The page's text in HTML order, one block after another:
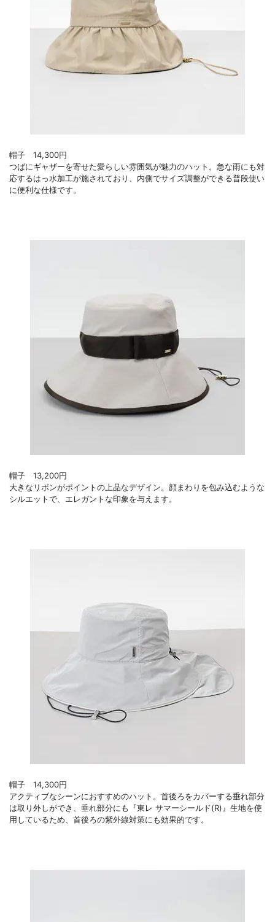
帽子 14,300円
つばにギャザーを寄せた愛らしい雰囲気が魅力のハット。急な雨にも対
応するはっ水加工が施されており、内側でサイズ調整ができる普段使い
に便利な仕様です。
帽子 13,200円
大きなリボンがポイントの上品なデザイン。顔まわりを包み込むような
シルエットで、エレガントな印象を与えます。
帽子 14,300円
アクティブなシーンにおすすめのハット。首後ろをカバーする垂れ部分
は取り外しができ、垂れ部分にも『東レ サマーシールド(R)』生地を使
用しているため、首後ろの紫外線対策にも効果的です。